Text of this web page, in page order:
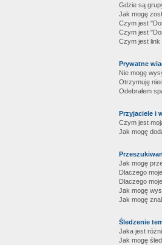
Gdzie są
Jak mogę
Czym jest
Czym jest
Czym jest link
Prywatne
Nie mogę
Otrzymuję
Odebrałem
Przyjaciele i
Czym jest
Jak mogę
Jak mogę
Dlaczego
Dlaczego
Jak mogę
Jak mogę
Śledzenie
Jaka jest
Jak mogę